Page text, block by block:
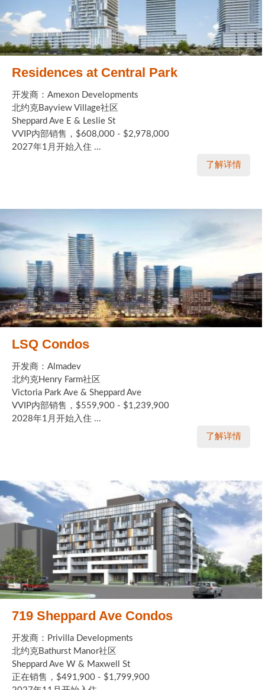
Residences at Central Park
开发商：Amexon Developments
北约克Bayview Village社区
Sheppard Ave E & Leslie St
VVIP内部销售，$608,000 - $2,978,000
2027年1月开始入住 ...
了解详情
LSQ Condos
开发商：Almadev
北约克Henry Farm社区
Victoria Park Ave & Sheppard Ave
VVIP内部销售，$559,900 - $1,239,900
2028年1月开始入住 ...
了解详情
719 Sheppard Ave Condos
开发商：Privilla Developments
北约克Bathurst Manor社区
Sheppard Ave W & Maxwell St
正在销售，$491,900 - $1,799,900